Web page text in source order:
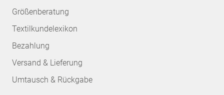
Größenberatung
Textilkundelexikon
Bezahlung
Versand & Lieferung
Umtausch & Rückgabe